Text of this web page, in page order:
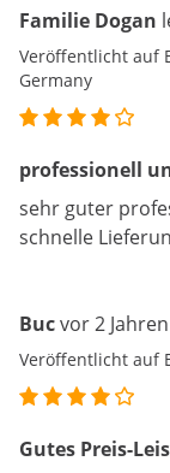
Familie Dogan
Veröffentlicht auf
Germany
professionell
sehr guter
schnelle
Bucvor 2 Jahren
Veröffentlicht auf
Gutes Preis-